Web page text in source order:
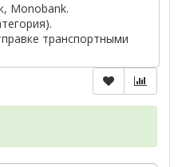
Monobank.
транспортными